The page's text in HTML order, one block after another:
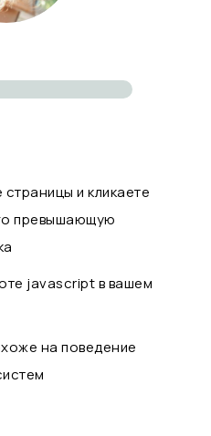
и кликаете
превышающую
javascript в вашем
на поведение